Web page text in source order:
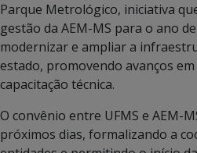
Parque Metrológico, iniciativa
gestão da AEM-MS para o ano
modernizar e ampliar a
estado, promovendo avanços
capacitação técnica.
O convênio entre UFMS e AEM-
próximos dias, formalizando a